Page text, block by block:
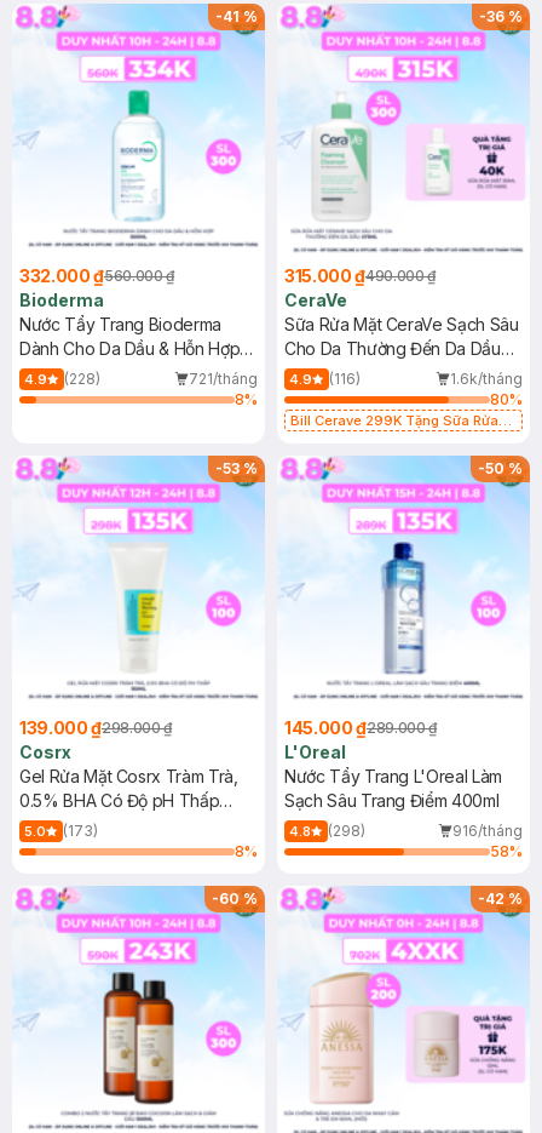
-41%
332.000 ₫560.000 ₫
Bioderma
Nước Tẩy Trang Bioderma
Dành Cho Da Dầu & Hỗn Hợp
500ml
4.9 (228)
721/tháng
8%
-36%
315.000 ₫490.000 ₫
CeraVe
Sữa Rửa Mặt CeraVe Sạch Sâu
Cho Da Thường Đến Da Dầu
473ml
4.9 (116)
1.6k/tháng
80%
Bill Cerave 299K Tặng Sữa Rửa
-53%
139.000 ₫298.000 ₫
Cosrx
Gel Rửa Mặt Cosrx Tràm Trà,
0.5% BHA Có Độ pH Thấp
150ml
5.0
(173)
8%
-50%
145.000 ₫289.000 ₫
L'Oreal
Nước Tẩy Trang L'Oreal Làm
Sạch Sâu Trang Điểm 400ml
4.8 (298)
916/tháng
58%
-60% -42%